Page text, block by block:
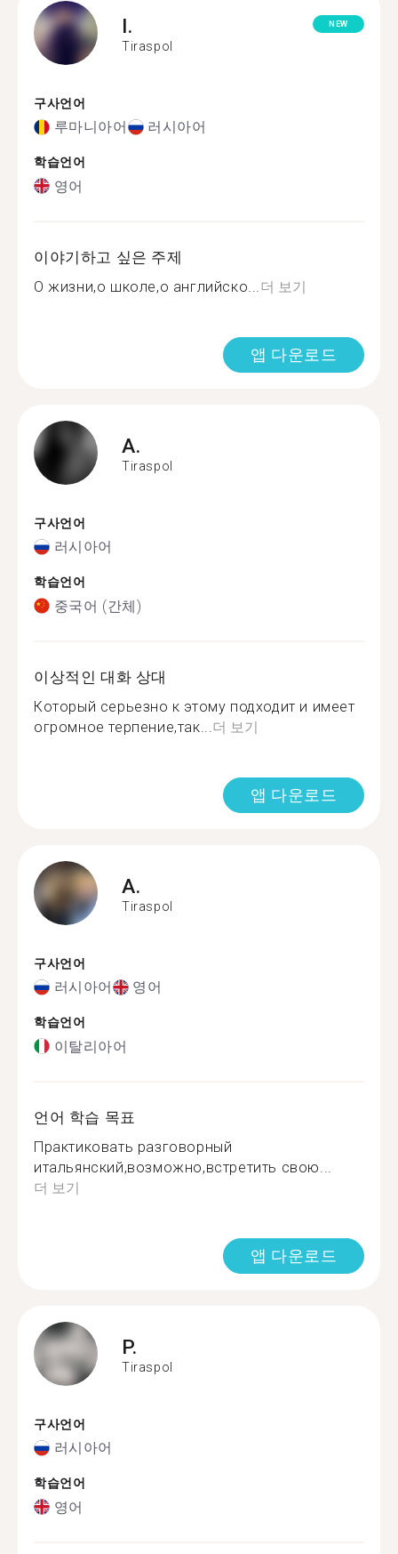
I.
Tiraspol
NEW
구사언어
루마니아어 러시아어
학습언어
영어
이야기하고 싶은 주제
O жизни,о школе,о английско... 더 보기
앱 다운로드
A.
Tiraspol
구사언어
러시아어
학습언어
중국어 (간체)
이상적인 대화 상대
Который серьезно к этому подходит и имеет
огромное терпение,так... 더 보기
앱 다운로드
A.
Tiraspol
구사언어
러시아어 영어
학습언어
이탈리아어
언어 학습 목표
Практиковать разговорный
итальянский,возможно,встретить свою...
더 보기
앱 다운로드
P.
Tiraspol
구사언어
러시아어
학습언어
영어